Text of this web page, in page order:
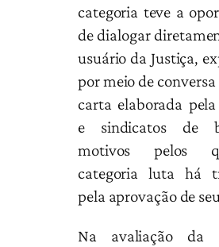
categoria teve a
de dialogar
usuário da Justiça,
por meio de
carta elaborada
e sindicatos de
motivos pelos
categoria luta há
pela aprovação de
Na avaliação da